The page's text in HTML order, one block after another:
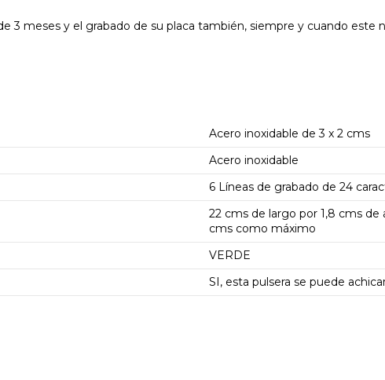
3 meses y el grabado de su placa también, siempre y cuando
Acero inoxidable de 3 x 2 cms
Acero inoxidable
6 Líneas de grabado de 24
22 cms de largo por 1,8 cms
cms como máximo
VERDE
SI, esta pulsera se puede